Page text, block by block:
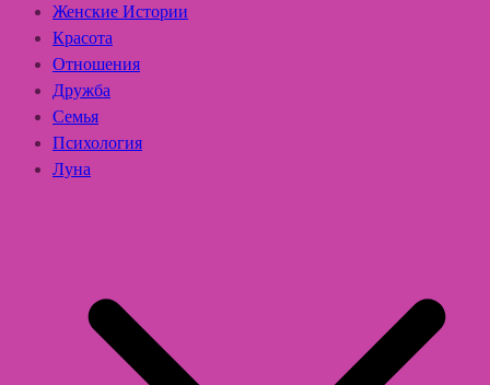
Женские Истории
Красота
Отношения
Дружба
Семья
Психология
Луна